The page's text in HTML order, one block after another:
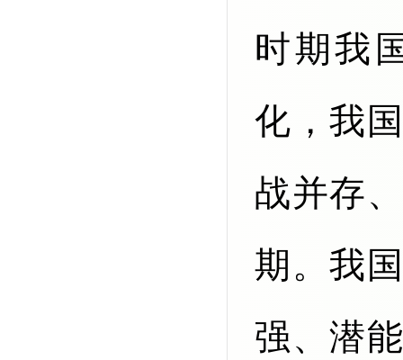
时期我
化，我
战并存
期。我
强、潜